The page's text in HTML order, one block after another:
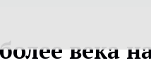
века